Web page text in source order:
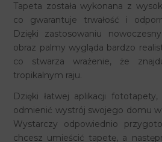
Tapeta została wykonana z
co gwarantuje trwałość i
Dzięki zastosowaniu
obraz palmy wygląda bardzo
co stwarza wrażenie, że
tropikalnym raju.
Dzięki łatwej aplikacji
odmienić wystrój swojego domu
Wystarczy odpowiednio
chcesz umieścić tapetę, a